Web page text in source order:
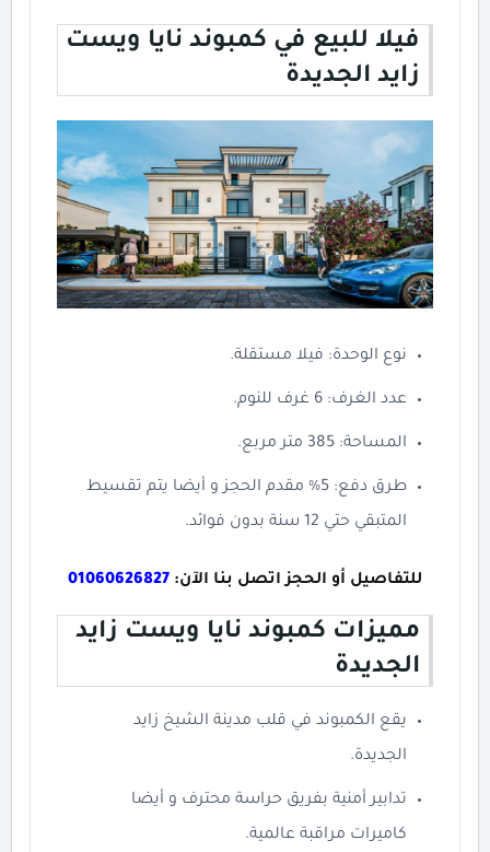
فيلا للبيع في كمبوند نايا ويست
زايد الجديدة
نوع الوحدة: فيلا مستقلة.
عدد الغرف: 6 غرف للنوم.
المساحة: 385 متر مربع.
طرق دفع: 5% مقدم الحجز و أيضا يتم تقسيط
المتبقي حتي 12 سنة بدون فوائد.
للتفاصيل أو الحجز اتصل بنا الآن: 01060626827
مميزات كمبوند نايا ويست زايد
الجديدة
يقع الكمبوند في قلب مدينة الشيخ زايد
الجديدة.
تدابير أمنية بفريق حراسة محترف و أيضا
كاميرات مراقبة عالمية.